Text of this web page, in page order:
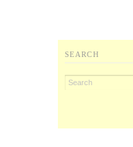
SEARCH